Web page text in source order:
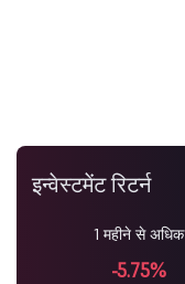
इन्वेस्टमेंट रिटर्न
1 महीने से अधिक
-5.75%